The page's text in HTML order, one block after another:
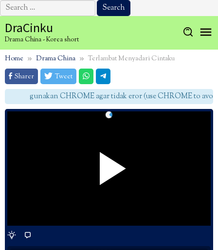
Search
for:
to
content
DraCinku
Drama China - Korea short
Home Drama China
Terlambat Menyadari Cintaku
Sharer
Tweet
gunakan CHROME agar tidak eror (use CHROME to avoid